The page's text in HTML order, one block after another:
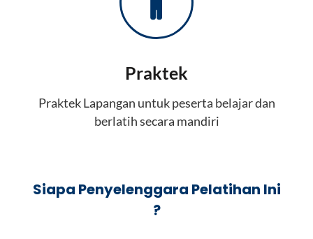
Praktek
Praktek Lapangan untuk peserta belajar dan
berlatih secara mandiri
Siapa Penyelenggara Pelatihan Ini
?